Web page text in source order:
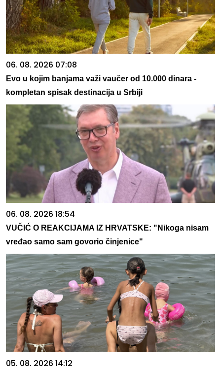
06. 08. 2026 07:08
Evo u kojim banjama važi vaučer od 10.000 dinara -
kompletan spisak destinacija u Srbiji
06. 08. 2026 18:54
VUČIĆ O REAKCIJAMA IZ HRVATSKE: "Nikoga nisam
vređao samo sam govorio činjenice"
05. 08. 2026 14:12